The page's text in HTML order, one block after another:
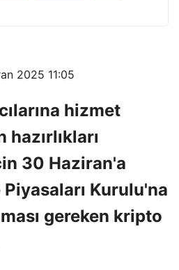
2025 11:05
hizmet
30 Haziran'a
Kurulu'na
gereken kripto